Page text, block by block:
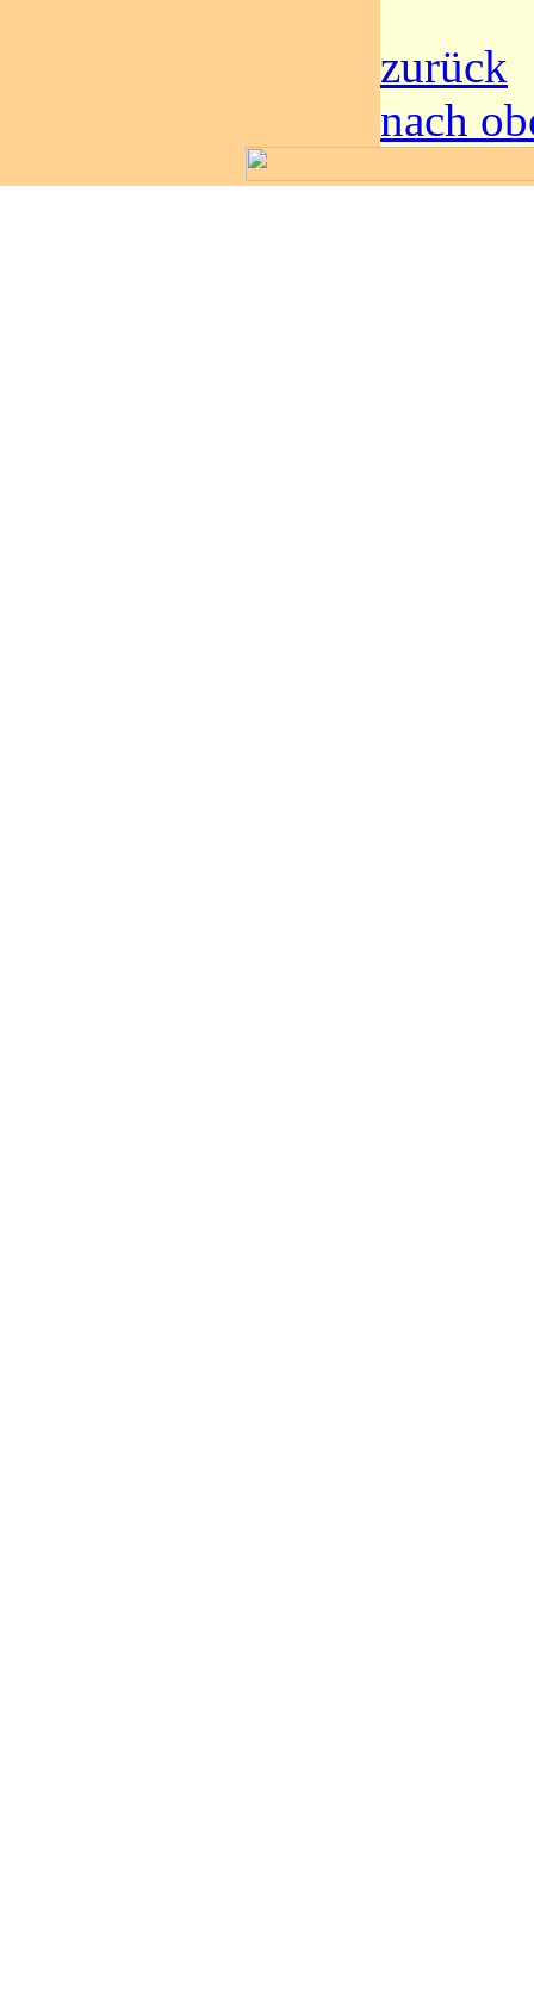
zurück
nach